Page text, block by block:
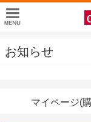
お知らせ
マイページ(